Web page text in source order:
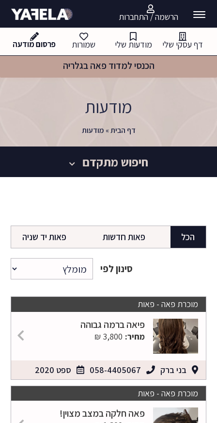
הרשמה / התחברות
דף עסקי שלי מודעות שלי שמורות פרסום מודעה
מכרת פאה דרכנו ? לתמיכה בלוח לחצי כאן
מודעות
דף הבית» מודעות
חיפוש מתקדם
הכל פאות חדשות פאות יד שניה
סינון לפי
מוכרת פאה - פאות
פיאה ברמה גבוהה
מחיר: 3,800 ₪
בני ברק 058-4405067 ספט 2020
מוכרת פאה - פאות
פאה חלקה במצב מצוין!